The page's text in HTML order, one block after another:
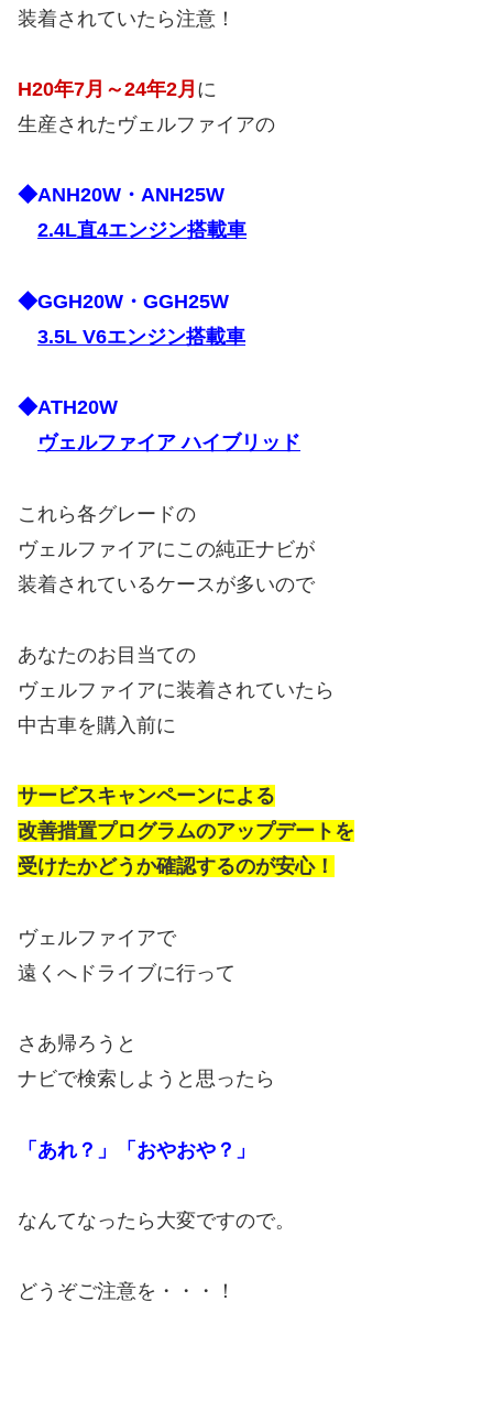
装着されていたら注意！
H20年7月～24年2月 に
生産されたヴェルファイアの
◆ANH20W・ANH25W
2.4L直4エンジン搭載車
◆GGH20W・GGH25W
3.5L V6エンジン搭載車
◆ATH20W
ヴェルファイア ハイブリッド
これら各グレードの
ヴェルファイアにこの純正ナビが
装着されているケースが多いので
あなたのお目当ての
ヴェルファイアに装着されていたら
中古車を購入前に
サービスキャンペーンによる
改善措置プログラムのアップデートを
受けたかどうか確認するのが安心！
ヴェルファイアで
遠くへドライブに行って
さあ帰ろうと
ナビで検索しようと思ったら
「あれ？」「おやおや？」
なんてなったら大変ですので。
どうぞご注意を・・・！